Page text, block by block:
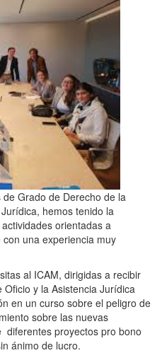
Grado de Derecho de la
hemos tenido la
orientadas a
una experiencia muy
al ICAM, dirigidas a recibir
y la Asistencia Jurídica
en un curso sobre el peligro de
sobre las nuevas
diferentes proyectos pro bono
ánimo de lucro.